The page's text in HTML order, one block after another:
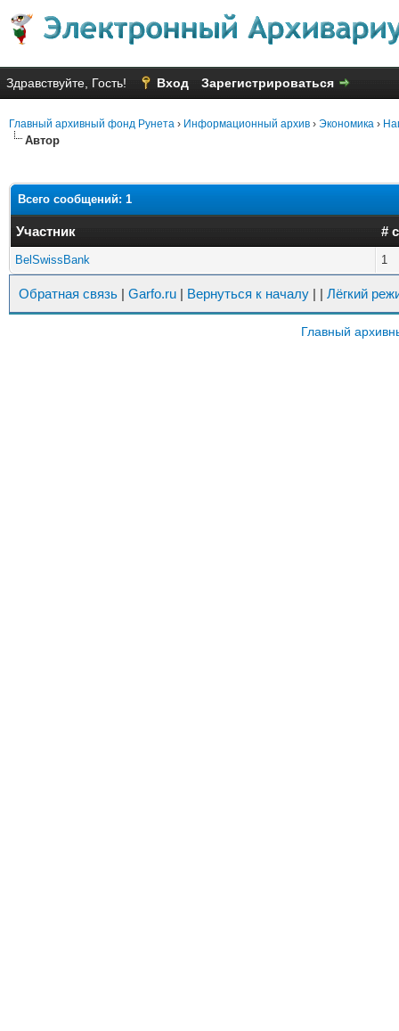
Здравствуйте, Гость! Вход Зарегистрироваться
Главный архивный фонд Рунета › Информационный архив › Экономика ›
Автор
Всего сообщений: 1
Участник #
BelSwissBank 1
Обратная связь | Garfo.ru | Вернуться к началу | | Лёгкий
Главный